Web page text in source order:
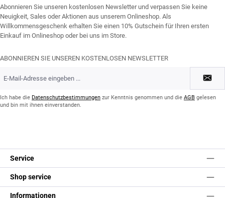
Abonnieren Sie unseren kostenlosen Newsletter und verpassen Sie keine
Neuigkeit, Sales oder Aktionen aus unserem Onlineshop. Als
Willkommensgeschenk erhalten Sie einen 10% Gutschein für Ihren ersten
Einkauf im Onlineshop oder bei uns im Store.
ABONNIEREN SIE UNSEREN KOSTENLOSEN NEWSLETTER
Mail-
*Ich habe die Datenschutzbestimmungen zur Kenntnis genommen und die AGB gelesen
und bin mit ihnen einverstanden.
Service
Shop service
Informationen